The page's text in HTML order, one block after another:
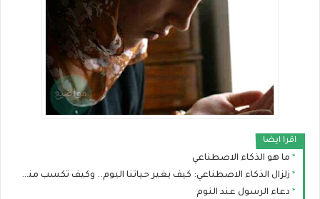
اقرا ايضا
ما هو الذكاء الاصطناعي
زلزال الذكاء الاصطناعي: كيف يغير حياتنا اليوم.. وكيف تكسب منه المال ببساطة؟
دعاء الرسول عند النوم